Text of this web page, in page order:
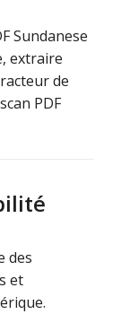
Sundanese
extraire
de
PDF
des
et